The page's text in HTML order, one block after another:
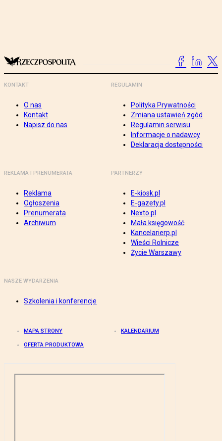
KONTAKT
O nas
Kontakt
Napisz do nas
REGULAMIN
Polityka Prywatności
Zmiana ustawień zgód
Regulamin serwisu
Informacje o nadawcy
Deklaracja dostępności
REKLAMA I PRENUMERATA
Reklama
Ogłoszenia
Prenumerata
Archiwum
PARTNERZY
E-kiosk.pl
E-gazety.pl
Nexto.pl
Mała księgowość
Kancelarierp.pl
Wieści Rolnicze
Życie Warszawy
NASZE WYDARZENIA
Szkolenia i konferencje
MAPA STRONY KALENDARIUM
OFERTA PRODUKTOWA